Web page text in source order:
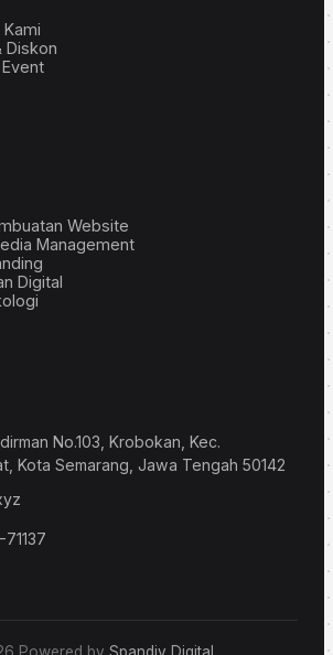
Diskon
Website
Management
Digital
No.103, Krobokan, Kec.
Kota Semarang, Jawa Tengah 50142